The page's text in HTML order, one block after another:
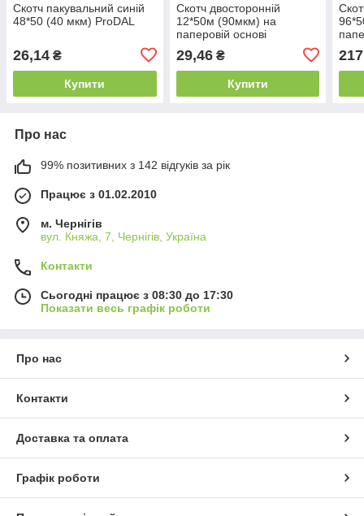
Скотч пакувальний синій
48*50 (40 мкм) ProDAL
26,14 ₴
Купити
Скотч двосторонній
12*50м (90мкм) на
паперовій основі
29,46₴
Купити
Про нас
99% позитивних з 142 відгуків за рік
Працює з 01.02.2010
м. Чернігів
вул. Княжа, 7, Чернігів, Україна
Контакти
Сьогодні працює з 08:30 до 17:30
Показати весь графік роботи
Про нас
Контакти
Доставка та оплата
Графік роботи